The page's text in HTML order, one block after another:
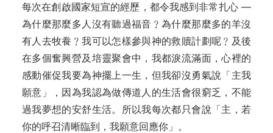
每次在創啟國家短宣的經歷，都令我感到非常扎心 —
為什麼那麼多人沒有聽過福音﹖為什麼那麼多的羊沒
有人去牧飬﹖我可以怎樣參與神的救贖計劃呢﹖及後
在多個奮興營及培靈聚會中，我都淚流滿面，心裡的
感動催促我要為神擺上一生，但我卻沒勇氣說「主我
願意」，因為我認為做傳道人的生活會很窮乏，不能
過我夢想的安舒生活。所以我每次都只會說「主，若
你的呼召清晰臨到，我願意回應你」。